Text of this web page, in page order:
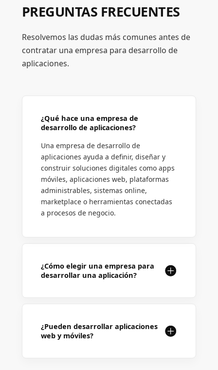
PREGUNTAS FRECUENTES
Resolvemos las dudas más comunes antes de
contratar una empresa para desarrollo de
aplicaciones.
¿Qué hace una empresa de
desarrollo de aplicaciones?
Una empresa de desarrollo de
aplicaciones ayuda a definir, diseñar y
construir soluciones digitales como apps
móviles, aplicaciones web, plataformas
administrables, sistemas online,
marketplace o herramientas conectadas
a procesos de negocio.
¿Cómo elegir una empresa para
desarrollar una aplicación?
¿Pueden desarrollar aplicaciones
web y móviles?